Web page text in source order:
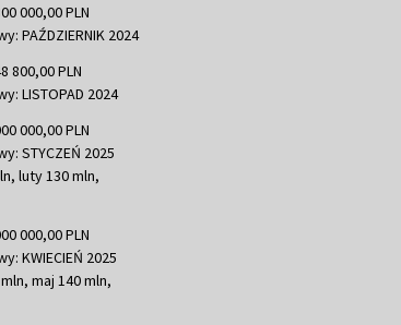
000,00 PLN
PAŹDZIERNIK 2024
800,00 PLN
LISTOPAD 2024
000,00 PLN
STYCZEŃ 2025
luty 130 mln,
000,00 PLN
KWIECIEŃ 2025
maj 140 mln,